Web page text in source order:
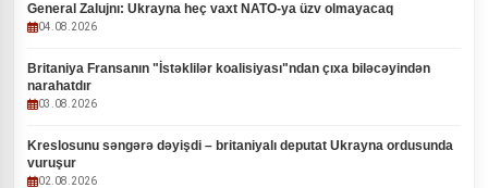
General Zalujnı: Ukrayna heç vaxt NATO-ya üzv olmayacaq
04.08.2026
Britaniya Fransanın "İstəklilər koalisiyası"ndan çıxa biləcəyindən
narahatdır
03.08.2026
Kreslosunu səngərə dəyişdi – britaniyalı deputat Ukrayna ordusunda
vuruşur
02.08.2026